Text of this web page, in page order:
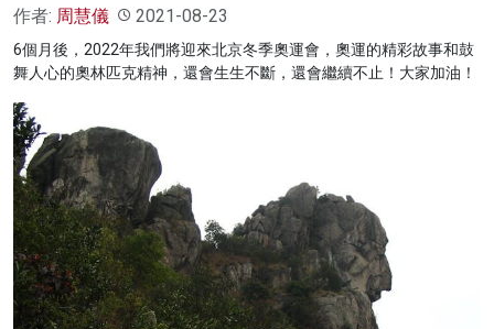
作者: 周慧儀 2021-08-23
6個月後，2022年我們將迎來北京冬季奧運會，奧運的精彩故事和鼓
舞人心的奧林匹克精神，還會生生不斷，還會繼續不止！大家加油！